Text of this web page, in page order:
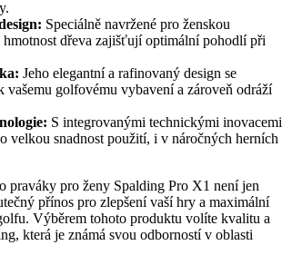
Speciálně navržené pro ženskou
hmotnost dřeva zajišťují optimální pohodlí při
Jeho elegantní a rafinovaný design se
vašemu golfovému vybavení a zároveň odráží
S integrovanými technickými inovacemi
velkou snadnost použití, i v náročných herních
praváky pro ženy Spalding Pro X1 není jen
přínos pro zlepšení vaší hry a maximální
Výběrem tohoto produktu volíte kvalitu a
která je známá svou odborností v oblasti